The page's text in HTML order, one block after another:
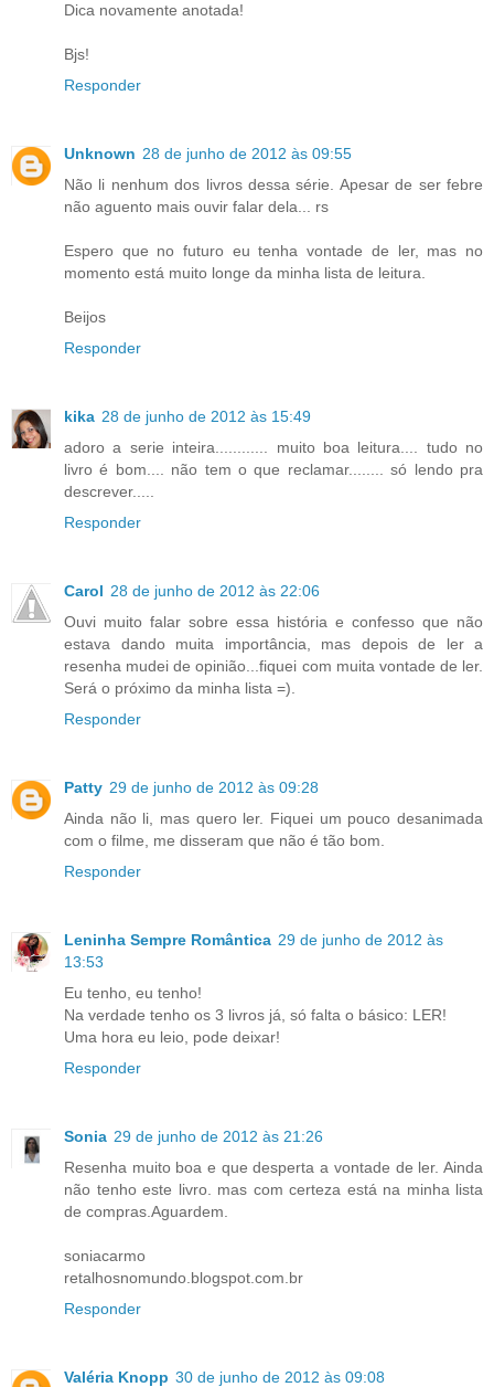
Dica novamente anotada!
Bjs!
Responder
Unknown 28 de junho de 2012 às 09:55
Não li nenhum dos livros dessa série. Apesar de ser febre
não aguento mais ouvir falar dela... rs
Espero que no futuro eu tenha vontade de ler, mas no
momento está muito longe da minha lista de leitura.
Beijos
Responder
kika 28 de junho de 2012 às 15:49
adoro a serie inteira............ muito boa leitura.... tudo no
livro é bom.... não tem o que reclamar........ só lendo pra
descrever.....
Responder
Carol 28 de junho de 2012 às 22:06
Ouvi muito falar sobre essa história e confesso que não
estava dando muita importância, mas depois de ler a
resenha mudei de opinião...fiquei com muita vontade de ler.
Será o próximo da minha lista =).
Responder
Patty 29 de junho de 2012 às 09:28
Ainda não li, mas quero ler. Fiquei um pouco desanimada
com o filme, me disseram que não é tão bom.
Responder
Leninha Sempre Romântica 29 de junho de 2012 às
13:53
Eu tenho, eu tenho!
Na verdade tenho os 3 livros já, só falta o básico: LER!
Uma hora eu leio, pode deixar!
Responder
Sonia 29 de junho de 2012 às 21:26
Resenha muito boa e que desperta a vontade de ler. Ainda
não tenho este livro. mas com certeza está na minha lista
de compras.Aguardem.
soniacarmo
retalhosnomundo.blogspot.com.br
Responder
Valéria Knopp 30 de junho de 2012 às 09:08